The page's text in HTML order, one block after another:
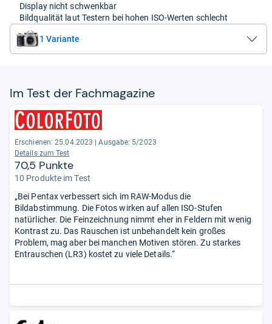
Display nicht schwenkbar
Bildqualität laut Testern bei hohen ISO-Werten schlecht
1 Variante
Im Test der Fach­ma­ga­zine
Erschienen: 25.04.2023 | Ausgabe: 5/2023
Details zum Test
70,5 Punkte
10 Produkte im Test
„Bei Pentax verbessert sich im RAW-Modus die
Bildabstimmung. Die Fotos wirken auf allen ISO-Stufen
natürlicher. Die Feinzeichnung nimmt eher in Feldern mit wenig
Kontrast zu. Das Rauschen ist unbehandelt kein großes
Problem, mag aber bei manchen Motiven stören. Zu starkes
Entrauschen (LR3) kostet zu viele Details.“